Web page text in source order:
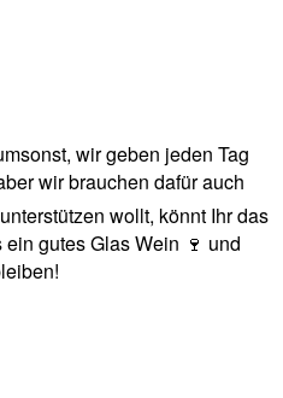
wir geben jeden Tag
wir brauchen dafür auch
wollt, könnt Ihr das
gutes Glas Wein 🍷 und